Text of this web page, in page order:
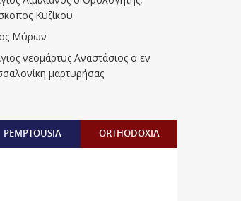
Κυζίκου
Μύρων
νεομάρτυς Αναστάσιος ο εν
μαρτυρήσας
PEMPTOUSIA ORTHODOXIA